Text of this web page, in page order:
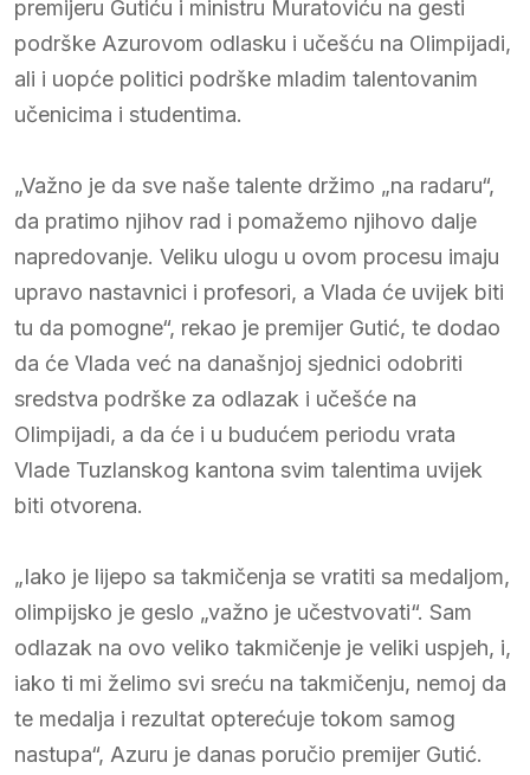
premijeru Gutiću i ministru Muratoviću na gesti
podrške Azurovom odlasku i učešću na Olimpijadi,
ali i uopće politici podrške mladim talentovanim
učenicima i studentima.
„Važno je da sve naše talente držimo „na radaru“,
da pratimo njihov rad i pomažemo njihovo dalje
napredovanje. Veliku ulogu u ovom procesu imaju
upravo nastavnici i profesori, a Vlada će uvijek biti
tu da pomogne“, rekao je premijer Gutić, te dodao
da će Vlada već na današnjoj sjednici odobriti
sredstva podrške za odlazak i učešće na
Olimpijadi, a da će i u budućem periodu vrata
Vlade Tuzlanskog kantona svim talentima uvijek
biti otvorena.
„Iako je lijepo sa takmičenja se vratiti sa medaljom,
olimpijsko je geslo „važno je učestvovati“. Sam
odlazak na ovo veliko takmičenje je veliki uspjeh, i,
iako ti mi želimo svi sreću na takmičenju, nemoj da
te medalja i rezultat opterećuje tokom samog
nastupa“, Azuru je danas poručio premijer Gutić.